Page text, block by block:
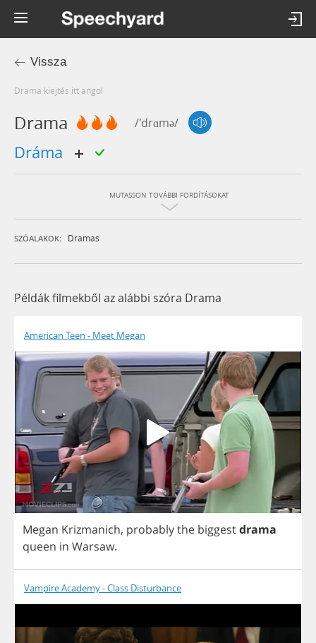
Vissza
drama kiejtés itt angol
Drama /'drɑmə/
dráma
MUTASSON TOVÁBBI FORDÍTÁSOKAT
SZÓALAKOK: Dramas
Példák filmekből az alábbi szóra Drama
American Teen - Meet Megan
Megan Krizmanich, probablythe biggestdrama
queen in Warsaw.
Vampire Academy - Class Disturbance